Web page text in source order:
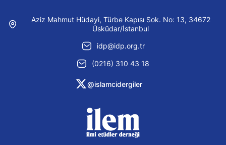
Aziz Mahmut Hüdayi, Türbe Kapısı Sok. No: 13, 34672
Üsküdar/İstanbul
idp@idp.org.tr
(0216) 310 43 18
@islamcidergiler